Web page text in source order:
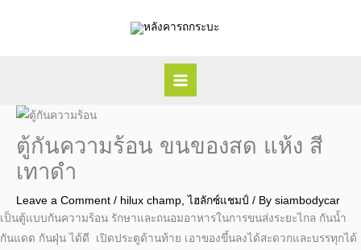
ตู้กันความร้อน ขนของสด แห้ง สี
เทาดำ
Leave a Comment / hilux champ ไฮลักซ์แชมป์ / By siambodycar
เป็นตู้แบบกันความร้อน รักษาและถนอมอาหารในการขนส่งระยะไกล กันน้ำ
กันแดด กันฝุ่น ได้ดี เปิดประตูด้านท้าย เอาของขึ้นลงได้สะดวกและบรรทุกได้